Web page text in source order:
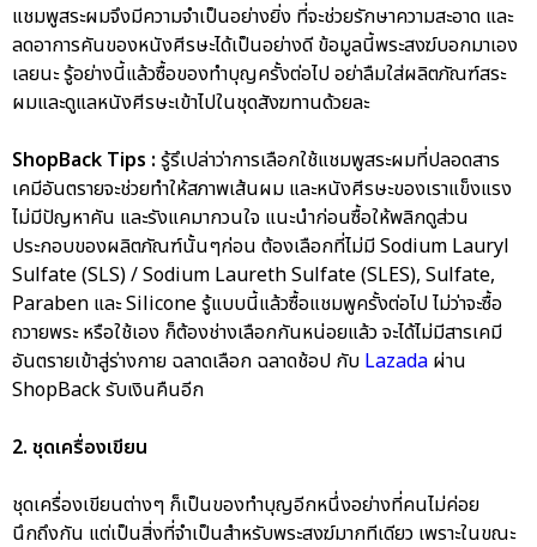
แชมพูสระผมจึงมีความจำเป็นอย่างยิ่ง ที่จะช่วยรักษาความสะอาด และ
ลดอาการคันของหนังศีรษะได้เป็นอย่างดี ข้อมูลนี้พระสงฆ์บอกมาเอง
เลยนะ รู้อย่างนี้แล้วซื้อของทำบุญครั้งต่อไป อย่าลืมใส่ผลิตภัณฑ์สระ
ผมและดูแลหนังศีรษะเข้าไปในชุดสังฆทานด้วยละ
ShopBack Tips : รู้รึเปล่าว่าการเลือกใช้แชมพูสระผมที่ปลอดสาร
เคมีอันตรายจะช่วยทำให้สภาพเส้นผม และหนังศีรษะของเราแข็งแรง
ไม่มีปัญหาคัน และรังแคมากวนใจ แนะนำก่อนซื้อให้พลิกดูส่วน
ประกอบของผลิตภัณฑ์นั้นๆก่อน ต้องเลือกที่ไม่มี Sodium Lauryl
Sulfate (SLS) / Sodium Laureth Sulfate (SLES), Sulfate,
Paraben และ Silicone รู้แบบนี้แล้วซื้อแชมพูครั้งต่อไป ไม่ว่าจะซื้อ
ถวายพระ หรือใช้เอง ก็ต้องช่างเลือกกันหน่อยแล้ว จะได้ไม่มีสารเคมี
อันตรายเข้าสู่ร่างกาย ฉลาดเลือก ฉลาดช้อป กับ Lazada ผ่าน
ShopBack รับเงินคืนอีก
2. ชุดเครื่องเขียน
ชุดเครื่องเขียนต่างๆ ก็เป็นของทำบุญอีกหนึ่งอย่างที่คนไม่ค่อย
นึกถึงกัน แต่เป็นสิ่งที่จำเป็นสำหรับพระสงฆ์มากทีเดียว เพราะในขณะ